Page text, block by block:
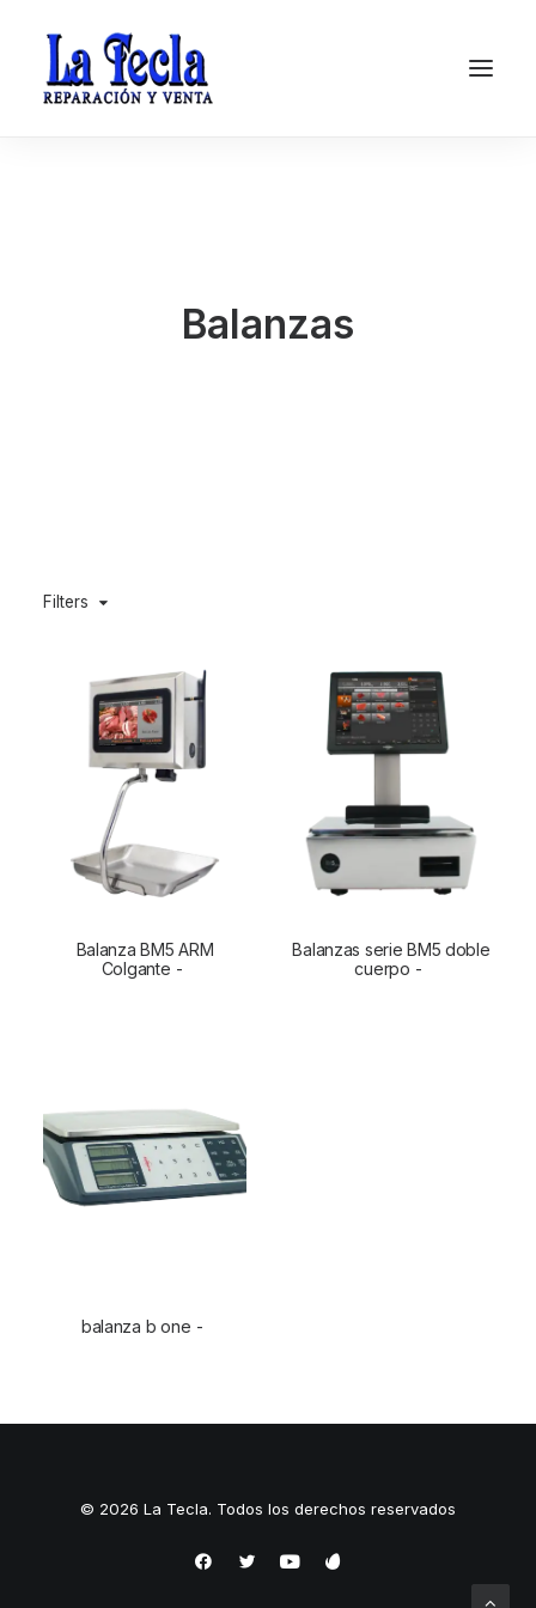
Balanzas
Filters
LEER MÁS
Balanza BM5 ARM
Colgante
LEER MÁS
Balanzas serie BM5 doble
cuerpo
balanza b one
© 2026 La Tecla. Todos los derechos reservados